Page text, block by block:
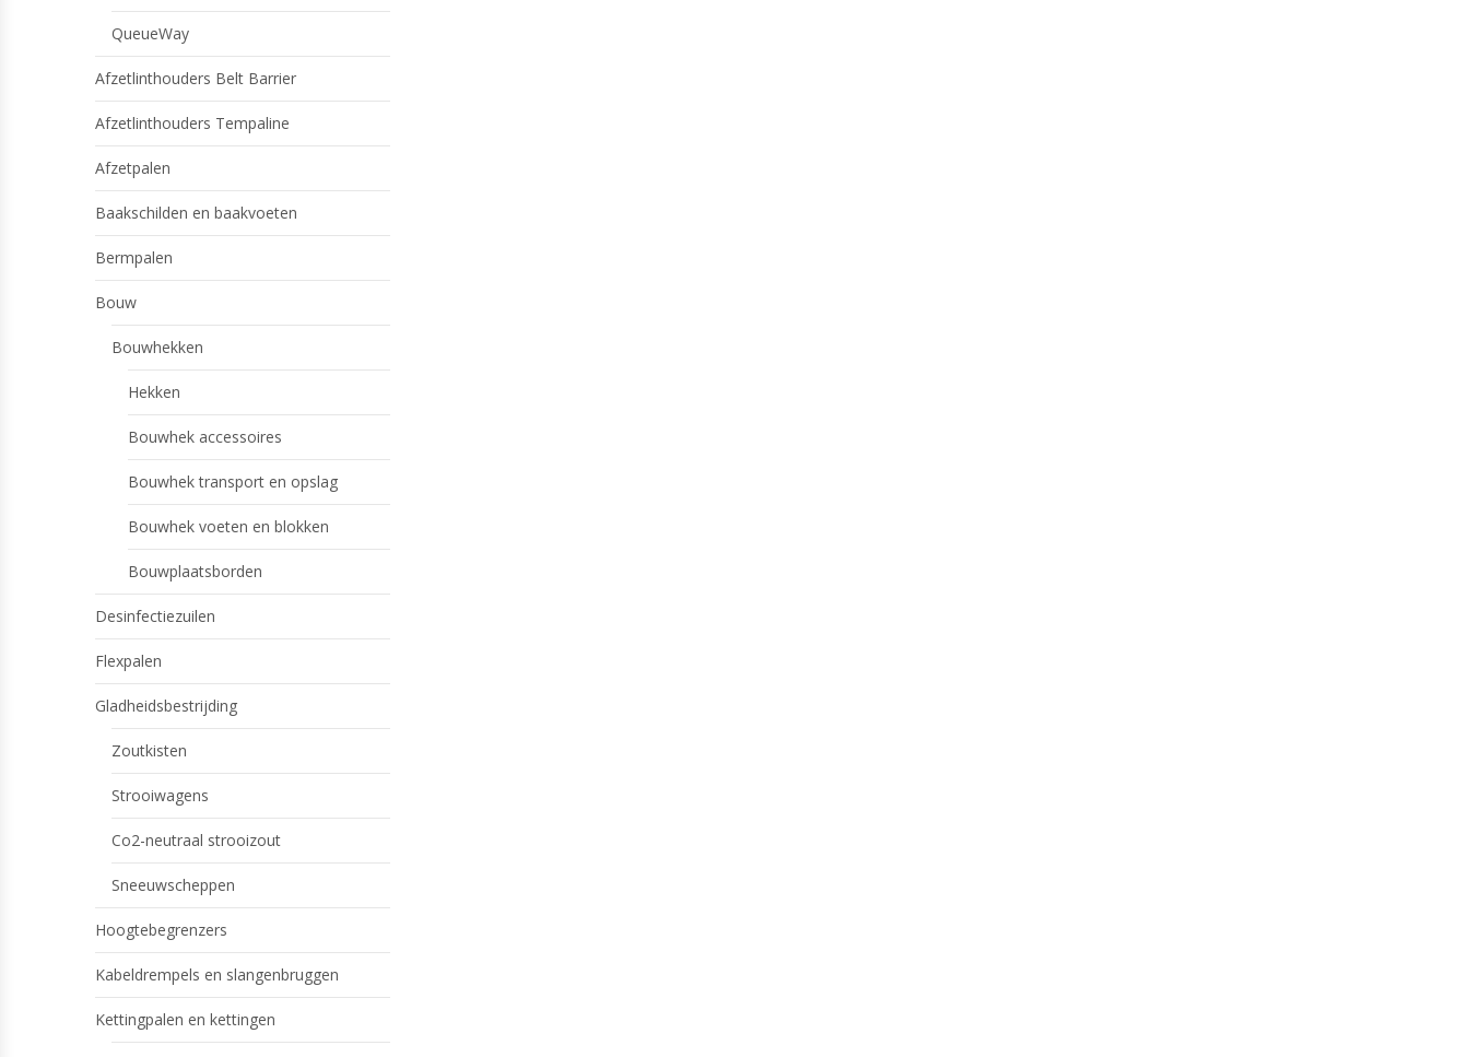
QueueWay
Afzetlinthouders Belt Barrier
Afzetlinthouders Tempaline
Afzetpalen
Baakschilden en baakvoeten
Bermpalen
Bouw
Bouwhekken
Hekken
Bouwhek accessoires
Bouwhek transport en opslag
Bouwhek voeten en blokken
Bouwplaatsborden
Desinfectiezuilen
Flexpalen
Gladheidsbestrijding
Zoutkisten
Strooiwagens
Co2-neutraal strooizout
Sneeuwscheppen
Hoogtebegrenzers
Kabeldrempels en slangenbruggen
Kettingpalen en kettingen